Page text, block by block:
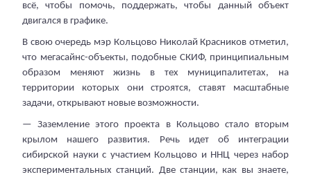
всё, чтобы помочь, поддержать, чтобы данный объект
двигался в графике.
В свою очередь мэр Кольцово Николай Красников отметил,
что мегасайнс-объекты, подобные СКИФ, принципиальным
образом меняют жизнь в тех муниципалитетах, на
территории которых они строятся, ставят масштабные
задачи, открывают новые возможности.
— Заземление этого проекта в Кольцово стало вторым
крылом нашего развития. Речь идет об интеграции
сибирской науки с участием Кольцово и ННЦ через набор
экспериментальных станций. Две станции, как вы знаете,